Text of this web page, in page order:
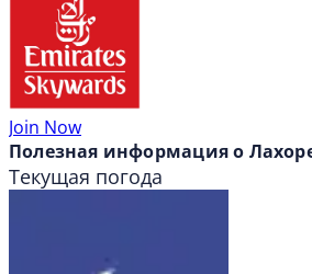
Join Now
Полезная информация о
Текущая погода